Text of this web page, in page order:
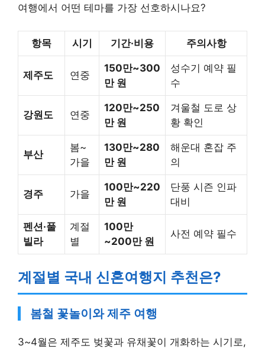
여행에서 어떤 테마를 가장 선호하시나요?
항목 시기 기간·비용 주의사항
제주도 연중
150만~300
만 원
성수기 예약 필
수
강원도 연중
120만~250
만 원
겨울철 도로 상
황 확인
부산
봄~
가을
130만~280
만 원
해운대 혼잡 주
의
경주 가을
100만~220
만 원
단풍 시즌 인파
대비
펜션·풀
빌라
계절
별
100만
~200만 원
사전 예약 필수
계절별 국내 신혼여행지 추천은?
봄철 꽃놀이와 제주 여행
3~4월은 제주도 벚꽃과 유채꽃이 개화하는 시기로,